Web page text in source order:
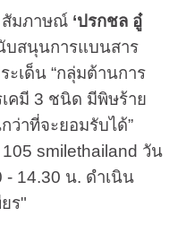
สัมภาษณ์ ‘ปรกชล อู๋
บสนุนการแบนสาร
ะเด็น “กลุ่มต้านการ
คมี 3 ชนิด มีพิษร้าย
ว่าที่จะยอมรับได้”
105 smilethailand วัน
- 14.30 น. ดำเนิน
ร"